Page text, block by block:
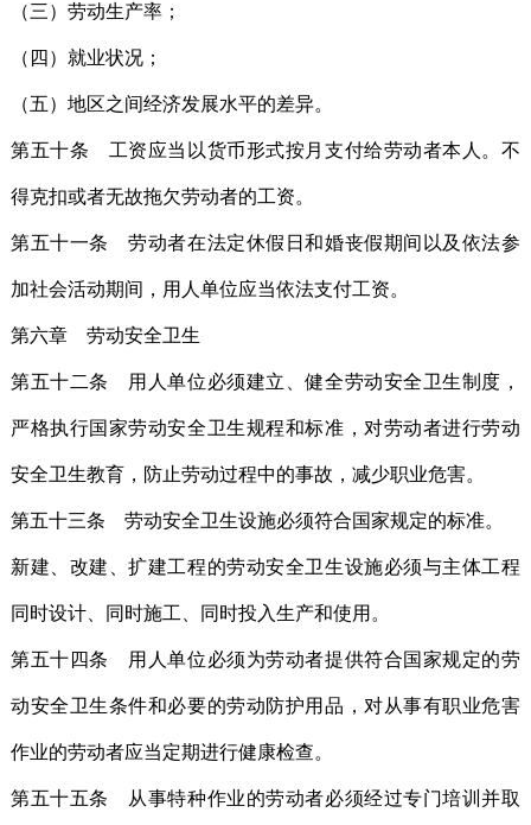
（三）劳动生产率；
（四）就业状况；
（五）地区之间经济发展水平的差异。
第五十条 工资应当以货币形式按月支付给劳动者本人。不
得克扣或者无故拖欠劳动者的工资。
第五十一条 劳动者在法定休假日和婚丧假期间以及依法参
加社会活动期间，用人单位应当依法支付工资。
第六章 劳动安全卫生
第五十二条 用人单位必须建立、健全劳动安全卫生制度，
严格执行国家劳动安全卫生规程和标准，对劳动者进行劳动
安全卫生教育，防止劳动过程中的事故，减少职业危害。
第五十三条 劳动安全卫生设施必须符合国家规定的标准。
新建、改建、扩建工程的劳动安全卫生设施必须与主体工程
同时设计、同时施工、同时投入生产和使用。
第五十四条 用人单位必须为劳动者提供符合国家规定的劳
动安全卫生条件和必要的劳动防护用品，对从事有职业危害
作业的劳动者应当定期进行健康检查。
第五十五条 从事特种作业的劳动者必须经过专门培训并取